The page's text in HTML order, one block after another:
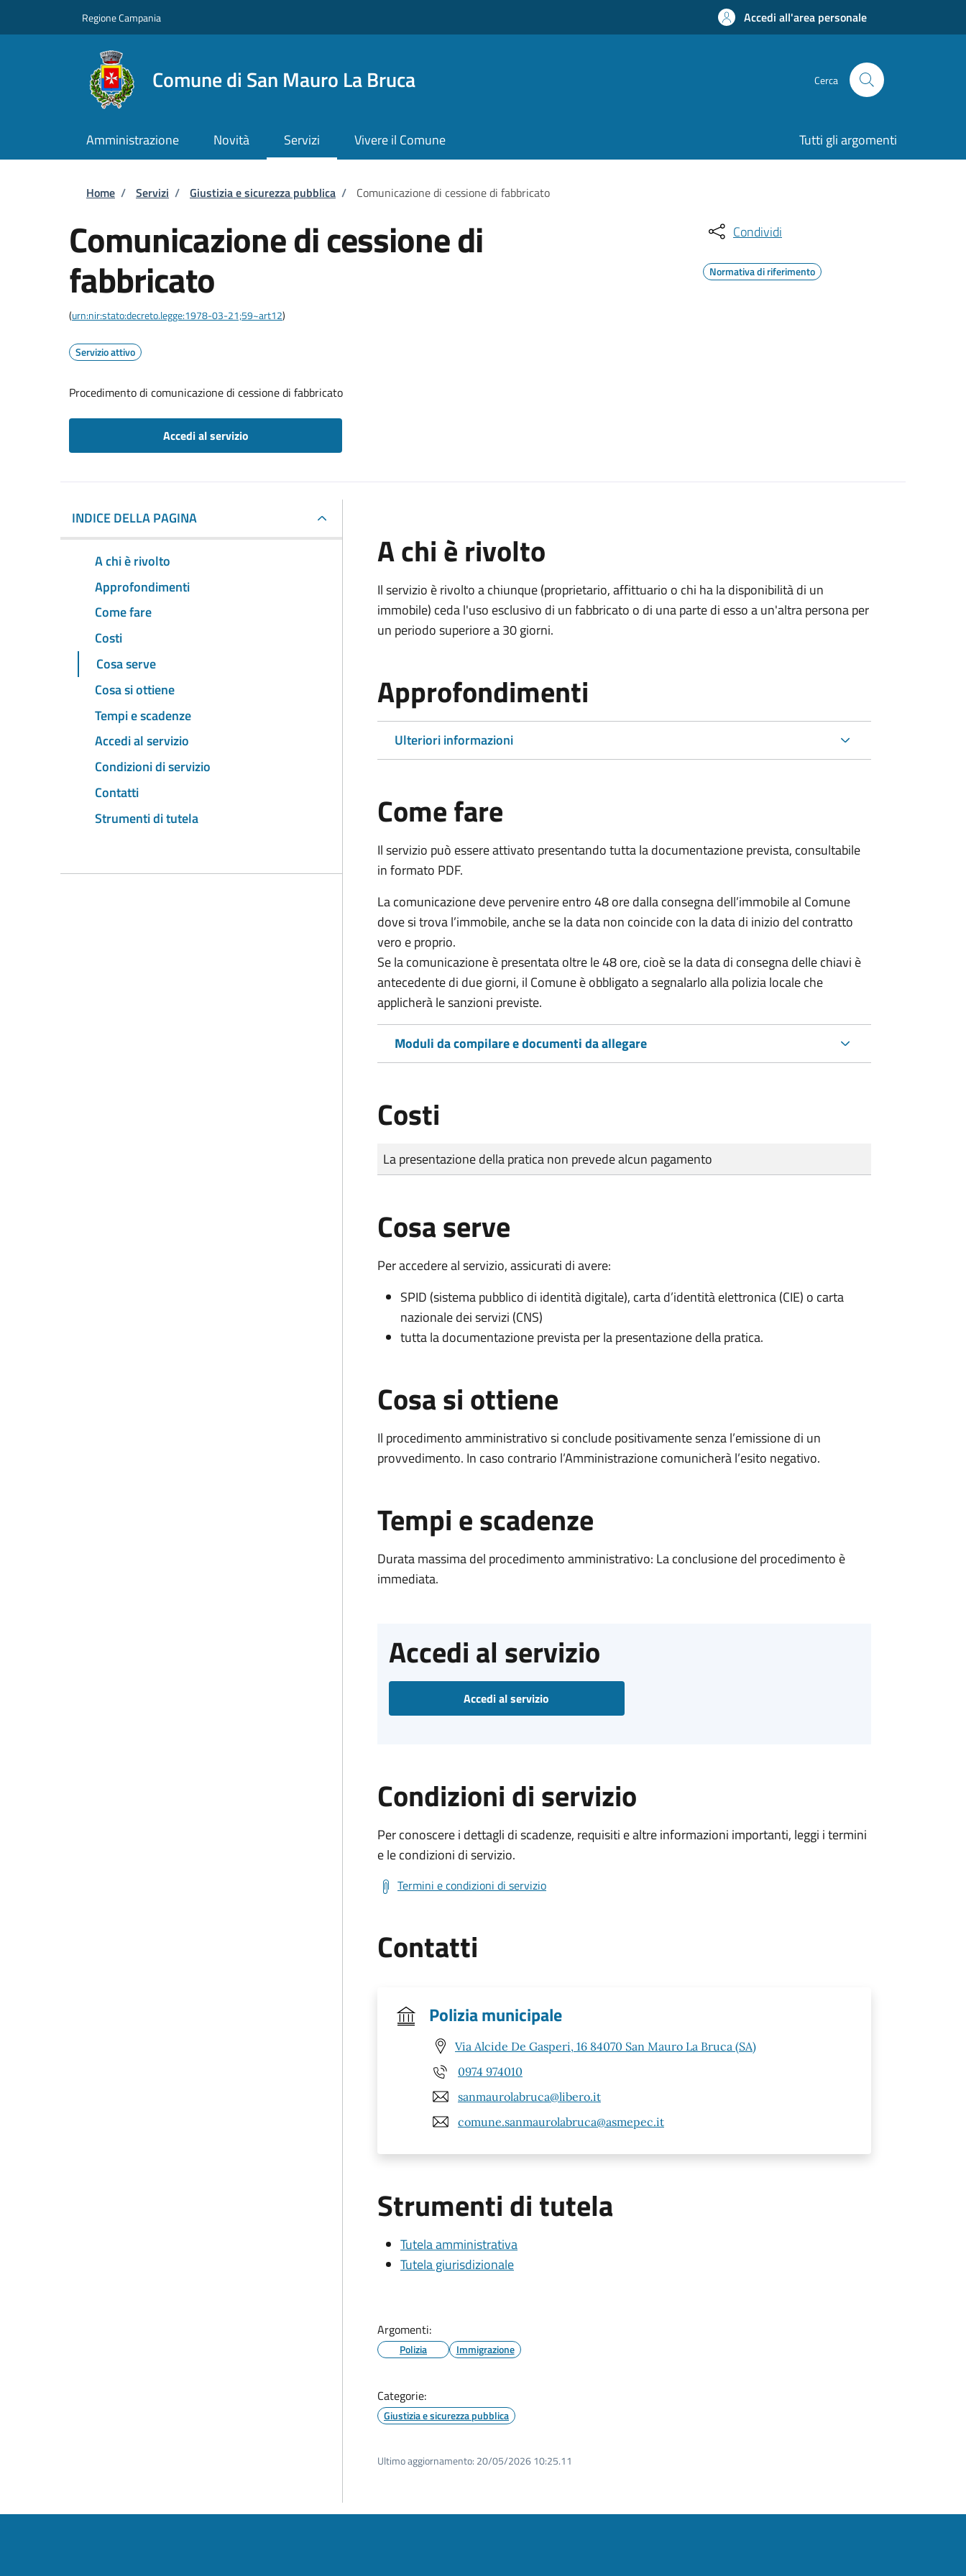
Regione Campania Accedi all'area personale
Comune di San Mauro La Bruca Cerca
Amministrazione Novità Servizi Vivere il Comune Tutti gli argomenti
Briciole di pane
Home / Servizi / Giustizia e sicurezza pubblica / Comunicazione di cessione di fabbricato
Comunicazione di cessione di
fabbricato
(urn:nir:stato:decreto.legge:1978-03-21;59~art12)
Servizio attivo
Procedimento di comunicazione di cessione di fabbricato
Accedi al servizio
Condividi
Normativa di riferimento
INDICE DELLA PAGINA
A chi è rivolto
Approfondimenti
Come fare
Costi
Cosa serve
Cosa si ottiene
Tempi e scadenze
Accedi al servizio
Condizioni di servizio
Contatti
Strumenti di tutela
A chi è rivolto
Il servizio è rivolto a chiunque (proprietario, affittuario o chi ha la disponibilità di un
immobile) ceda l'uso esclusivo di un fabbricato o di una parte di esso a un'altra persona per
un periodo superiore a 30 giorni.
Approfondimenti
Ulteriori informazioni
Come fare
Il servizio può essere attivato presentando tutta la documentazione prevista, consultabile
in formato PDF.
La comunicazione deve pervenireentro 48 oredalla consegna dell’immobile al Comune
dove si trova l’immobile, anche se la data non coincide con la data di inizio del contratto
vero e proprio.
Se la comunicazione è presentata oltre le 48 ore, cioè se la data di consegna delle chiavi è
antecedente di due giorni, il Comune è obbligato a segnalarlo alla polizia locale che
applicherà le sanzioni previste.
Moduli da compilare e documenti da allegare
Costi
Tipo di pagamento
Importo
La presentazione della pratica non prevede alcun pagamento
Cosa serve
Per accedere al servizio, assicurati di avere:
SPID (sistema pubblico di identità digitale), carta d’identità elettronica (CIE) o carta
nazionale dei servizi (CNS)
tutta la documentazione prevista per la presentazione della pratica.
Cosa si ottiene
Il procedimento amministrativo si conclude positivamente senza l’emissione di un
provvedimento. In caso contrario l’Amministrazione comunicherà l’esito negativo.
Tempi e scadenze
Durata massima del procedimento amministrativo: La conclusione del procedimento è
immediata.
Accedi al servizio
Accedi al servizio
Condizioni di servizio
Per conoscere i dettagli di scadenze, requisiti e altre informazioni importanti, leggi i termini
e le condizioni di servizio.
Termini e condizioni di servizio
Contatti
Polizia municipale
Via Alcide De Gasperi, 16 84070 San Mauro La Bruca (SA)
0974 974010
sanmaurolabruca@libero.it
comune.sanmaurolabruca@asmepec.it
Strumenti di tutela
Tutela amministrativa
Tutela giurisdizionale
Argomenti:
Polizia Immigrazione
Categorie:
Giustizia e sicurezza pubblica
Ultimo aggiornamento: 20/05/2026 10:25.11